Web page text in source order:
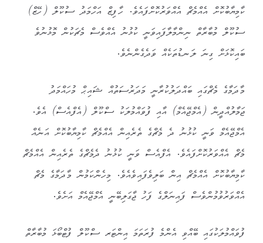
ކާމިޔާބުކޮށް އެއްމެޗް އެއްވަރުކޮށްފައެވެ. ހާފިޒް އަހްމަދު ސުކޫލް (ހޭޒް)
ސުކޫލް މުބާރާތް ނިންމާލާފައިވަނީ ކުޅުނު އެއްވެސް މެޗަކުން މޮޅުނުވެ
ބައިކޮޅަށް ގިނަ ލަނޑުތަކެއް ވަދެގެންނެވެ.
މާދަމާގެ މެޗްގައި ބައްދަލުކުރާނީ މަދަރުސަތުއް ޝައިޙް މުހައްމަދު
ޖަމާލުއްދީން (އެމްޖޭއެމް) އާއި ފުވައްމުލަކު ސްކޫލް (އެފްއެސް) އެވެ.
އެމްޖޭއެމް ވަނީ ކުޅުނު ދެ މެޗްގެ ތެރެއިން އެއްމެޗް ކާމިޔާބުކޮށް އަނެއް
މެޗް އެއްވަރުކޮށްފައެވެ. އެފްއެސް ވަނީ ކުޅުނު ދެމެޗްގެ ތެރެއިން އެއްމެޗް
ކާމިޔާބުކޮށް އެއްމެޗް އިން ބަލިވެފައިވެއެވެ. މިހެންކަމުން މާދަމާގެ މެޗް
އެއްވަރުވުމުންވެސް ފައިނަލްގެ ފަހު ޖާގަލިބޭނީ އެމްޖޭއެމް އަށެވެ.
ފުވައްމުލަކުގައި ބޭއްވި އެންމެ ފުރަތަމަ އިންޓަރ ސްކޫލް ފުޓްބޯޅަ މުބާރާތް